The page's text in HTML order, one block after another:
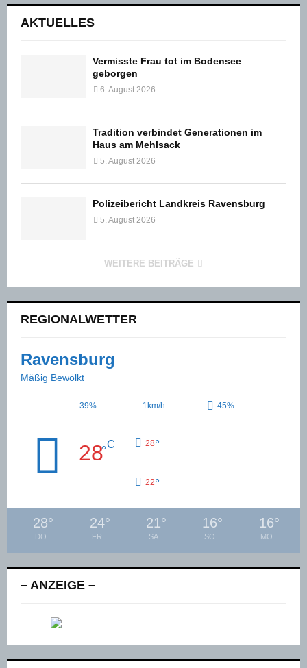
AKTUELLES
Vermisste Frau tot im Bodensee
geborgen
6. August 2026
Tradition verbindet Generationen im
Haus am Mehlsack
5. August 2026
Polizeibericht Landkreis Ravensburg
5. August 2026
WEITERE BEITRÄGE
REGIONALWETTER
Ravensburg
Mäßig Bewölkt
39% 1km/h 45%
28°C 28°
22°
28°
DO
24°
FR
21°
SA
16°
SO
16°
MO
– ANZEIGE –